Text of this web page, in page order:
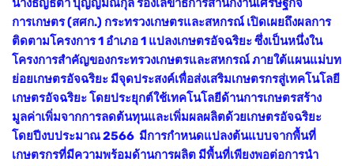
นางธัญธิตา บุญญมณีกุล รองเลขาธิการสำนักงานเศรษฐกิจ
การเกษตร (สศก.) กระทรวงเกษตรและสหกรณ์ เปิดเผยถึงผลการ
ติดตามโครงการ 1 อำเภอ 1 แปลงเกษตรอัจฉริยะ ซึ่งเป็นหนึ่งใน
โครงการสำคัญของกระทรวงเกษตรและสหกรณ์ ภายใต้แผนแม่บท
ย่อยเกษตรอัจฉริยะ มีจุดประสงค์เพื่อส่งเสริมเกษตรกรสู่เทคโนโลยี
เกษตรอัจฉริยะ โดยประยุกต์ใช้เทคโนโลยีด้านการเกษตรสร้าง
มูลค่าเพิ่มจากการลดต้นทุนและเพิ่มผลผลิตด้วยเกษตรอัจฉริยะ
โดยปีงบประมาณ 2566 มีการกำหนดแปลงต้นแบบจากพื้นที่
เกษตรกรที่มีความพร้อมด้านการผลิต มีพื้นที่เพียงพอต่อการนำ